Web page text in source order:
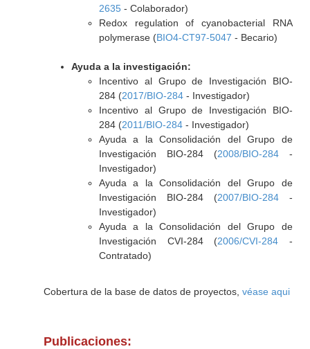
2635- Colaborador)
Redox regulation of cyanobacterial RNA
polymerase (BIO4-CT97-5047 - Becario)
Ayuda a la investigación:
Incentivo al Grupo de Investigación BIO-
284 (2017/BIO-284- Investigador)
Incentivo al Grupo de Investigación BIO-
284 (2011/BIO-284- Investigador)
Ayuda a la Consolidación del Grupo de
Investigación BIO-284 (2008/BIO-284-
Investigador)
Ayuda a la Consolidación del Grupo de
Investigación BIO-284 (2007/BIO-284-
Investigador)
Ayuda a la Consolidación del Grupo de
Investigación CVI-284 (2006/CVI-284 -
Contratado)
Cobertura de la base de datos de proyectos, véase aqui
Publicaciones: